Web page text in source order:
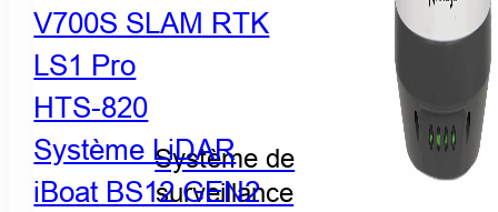
Système de
surveillance
V700S SLAM RTK
LS1 Pro
HTS-820
Système LiDAR
iBoat BS12 GEN2